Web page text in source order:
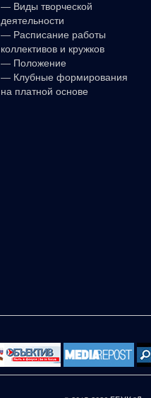
— Виды творческой
деятельности
— Расписание работы
коллективов и кружков
— Положение
— Клубные формирования
на платной основе